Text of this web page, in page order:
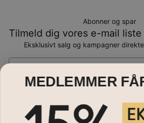
Abonner og spar
Tilmeld dig vores e-mail liste
Eksklusivt salg og kampagner
MEDLEMMER